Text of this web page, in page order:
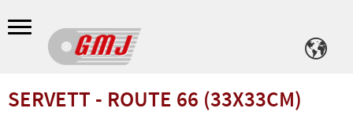
Meny
SERVETT - ROUTE 66 (33X33CM)